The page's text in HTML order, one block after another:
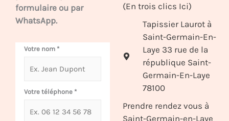
formulaire ou par
WhatsApp.
Votre nom *
Votre téléphone *
(En trois clics Ici)
Tapissier Laurot à
Saint-Germain-En-
Laye 33 rue de la
république Saint-
Germain-En-Laye
78100
Prendre rendez vous à
Saint-Germain-en-Laye